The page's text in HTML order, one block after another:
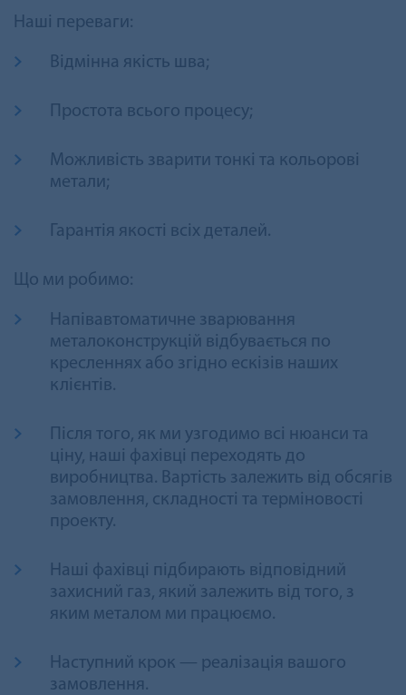
Наші переваги:
Відмінна якість шва;
Простота всього процесу;
Можливість зварити тонкі та кольорові
метали;
Гарантія якості всіх деталей.
Що ми робимо:
Напівавтоматичне зварювання
металоконструкцій відбувається по
кресленнях або згідно ескізів наших
клієнтів.
Після того, як ми узгодимо всі нюанси та
ціну, наші фахівці переходять до
виробництва. Вартість залежить від обсягів
замовлення, складності та терміновості
проекту.
Наші фахівці підбирають відповідний
захисний газ, який залежить від того, з
яким металом ми працюємо.
Наступний крок — реалізація вашого
замовлення.